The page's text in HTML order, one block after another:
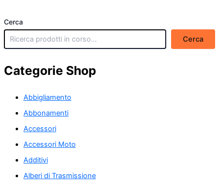
Cerca
Cerca
Categorie Shop
Abbigliamento
Abbonamenti
Accessori
Accessori Moto
Additivi
Alberi di Trasmissione